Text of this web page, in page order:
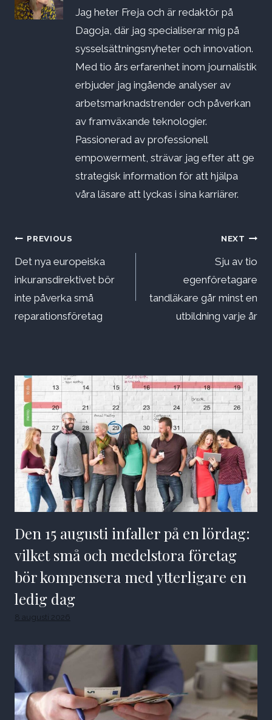
Jag heter Freja och är redaktör på
Dagoja, där jag specialiserar mig på
sysselsättningsnyheter och innovation.
Med tio års erfarenhet inom journalistik
erbjuder jag ingående analyser av
arbetsmarknadstrender och påverkan
av framväxande teknologier.
Passionerad av professionell
empowerment, strävar jag efter att ge
strategisk information för att hjälpa
våra läsare att lyckas i sina karriärer.
Inläggsnavigering
PREVIOUS
Det nya europeiska
inkuransdirektivet bör
inte påverka små
reparationsföretag
NEXT
Sju av tio
egenföretagare
tandläkare går minst en
utbildning varje år
Den 15 augusti infaller på en lördag:
vilket små och medelstora företag
bör kompensera med ytterligare en
ledig dag
8 augusti 2026